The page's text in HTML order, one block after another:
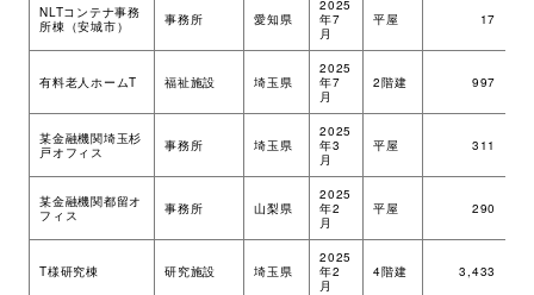
NLTコンテナ事務
所棟（安城市）
事務所 愛知県
2025
年7
月
平屋 17
有料老人ホームT 福祉施設 埼玉県
2025
年7
月
2階建 997
某金融機関埼玉杉
戸オフィス
事務所 埼玉県
2025
年3
月
平屋 311
某金融機関都留オ
フィス
事務所 山梨県
2025
年2
月
平屋 290
T様研究棟 研究施設 埼玉県
2025
年2
月
4階建 3,433